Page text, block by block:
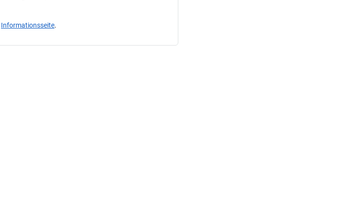
Informationsseite.